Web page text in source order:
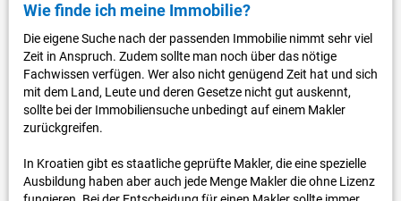
Wie finde ich meine Immobilie?
Die eigene Suche nach der passenden Immobilie nimmt sehr viel
Zeit in Anspruch. Zudem sollte man noch über das nötige
Fachwissen verfügen. Wer also nicht genügend Zeit hat und sich
mit dem Land, Leute und deren Gesetze nicht gut auskennt,
sollte bei der Immobiliensuche unbedingt auf einem Makler
zurückgreifen.
In Kroatien gibt es staatliche geprüfte Makler, die eine spezielle
Ausbildung haben aber auch jede Menge Makler die ohne Lizenz